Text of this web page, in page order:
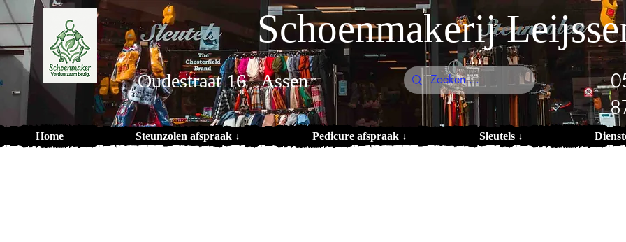
Schoenmakerij
Oudestraat 16 Assen
Home Steunzolen afspraak ↓ Pedicure afspraak ↓ Sleutels ↓